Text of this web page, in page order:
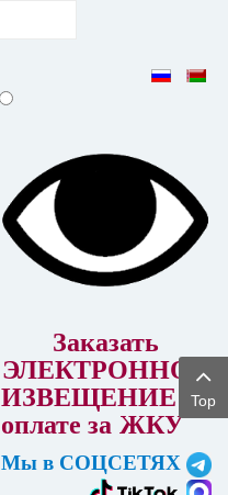
Заказать
ЭЛЕКТРОННОЕ
ИЗВЕЩЕНИЕ об
оплате за ЖКУ
Мы в СОЦСЕТЯХ
Top